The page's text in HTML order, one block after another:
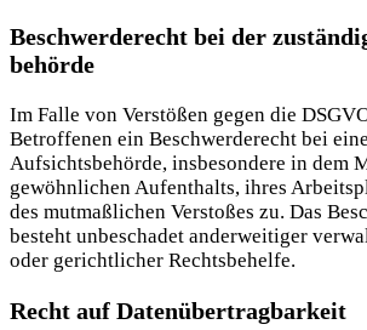
Beschwerde­recht bei der
behörde
Im Falle von Verstößen gegen die
Betroffenen ein Beschwerderecht bei
Aufsichtsbehörde, insbesondere in dem
gewöhnlichen Aufenthalts, ihres
des mutmaßlichen Verstoßes zu. Das
besteht unbeschadet anderweitiger
oder gerichtlicher Rechtsbehelfe.
Recht auf Daten­übertrag­barkeit